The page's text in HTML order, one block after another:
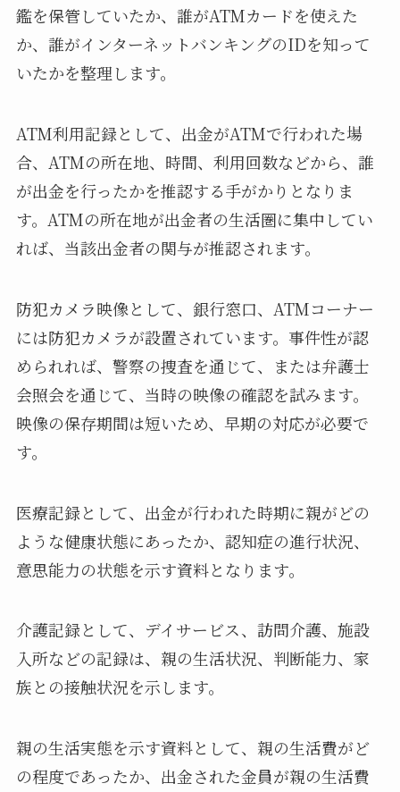
鑑を保管していたか、誰がATMカードを使えた
か、誰がインターネットバンキングのIDを知って
いたかを整理します。
ATM利用記録として、出金がATMで行われた場
合、ATMの所在地、時間、利用回数などから、誰
が出金を行ったかを推認する手がかりとなりま
す。ATMの所在地が出金者の生活圏に集中してい
れば、当該出金者の関与が推認されます。
防犯カメラ映像として、銀行窓口、ATMコーナー
には防犯カメラが設置されています。事件性が認
められれば、警察の捜査を通じて、または弁護士
会照会を通じて、当時の映像の確認を試みます。
映像の保存期間は短いため、早期の対応が必要で
す。
医療記録として、出金が行われた時期に親がどの
ような健康状態にあったか、認知症の進行状況、
意思能力の状態を示す資料となります。
介護記録として、デイサービス、訪問介護、施設
入所などの記録は、親の生活状況、判断能力、家
族との接触状況を示します。
親の生活実態を示す資料として、親の生活費がど
の程度であったか、出金された金員が親の生活費